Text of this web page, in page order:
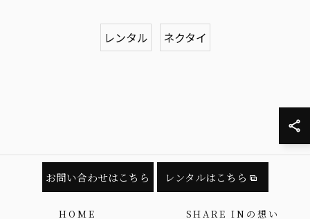
レンタル ネクタイ
お問い合わせはこちら レンタルはこちら
HOME SHARE INの想い